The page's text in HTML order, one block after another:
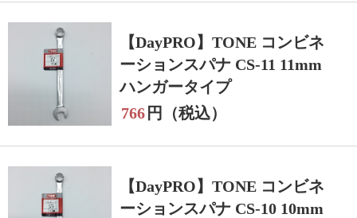
【DayPRO】TONE コンビネ
ーションスパナ CS-11 11mm
ハンガータイプ
766 円（税込）
【DayPRO】TONE コンビネ
ーションスパナ CS-10 10mm